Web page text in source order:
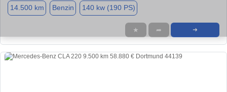
14.500 km Benzin 140 kw (190 PS)
★ ➦ ➜